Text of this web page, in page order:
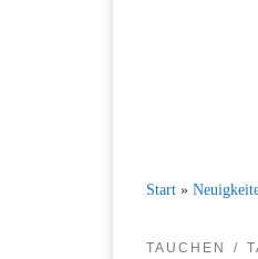
Start »
TAUCHEN